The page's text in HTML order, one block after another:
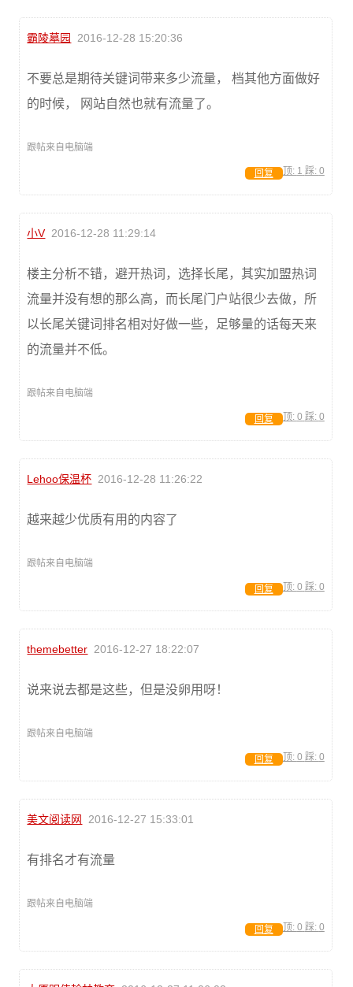
霸陵墓园 2016-12-28 15:20:36
不要总是期待关键词带来多少流量， 档其他方面做好
的时候， 网站自然也就有流量了。
跟帖来自电脑端
顶: 1 踩: 0
回复
小V2016-12-28 11:29:14
楼主分析不错，避开热词，选择长尾，其实加盟热词
流量并没有想的那么高，而长尾门户站很少去做，所
以长尾关键词排名相对好做一些，足够量的话每天来
的流量并不低。
跟帖来自电脑端
顶: 0 踩: 0
回复
Lehoo保温杯 2016-12-28 11:26:22
越来越少优质有用的内容了
跟帖来自电脑端
顶: 0 踩: 0
回复
themebetter 2016-12-27 18:22:07
说来说去都是这些，但是没卵用呀！
跟帖来自电脑端
顶: 0 踩: 0
回复
美文阅读网 2016-12-27 15:33:01
有排名才有流量
跟帖来自电脑端
顶: 0 踩: 0
回复